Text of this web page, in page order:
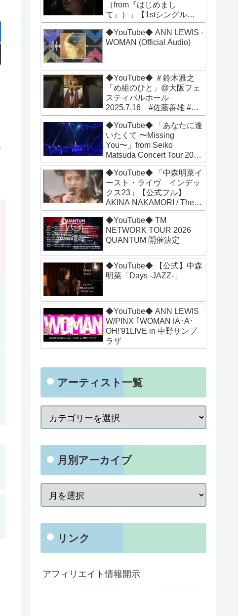
（from『はじめまし
て』）」【1stシングル
(1982年5月1日発売)】
Akina Nakamori ／Slow
Motion
◆YouTube◆ ANN LEWIS -
WOMAN (Official Audio)
◆YouTube◆ ＃鈴木雅之
「め組のひと」@大阪フェ
スティバルホール
2025.7.16 #佐藤善雄 #桑
野信義 #鈴木雅之45周年 #
め組のひと #めッ #ライブ
#夏ソング #夏うた
◆YouTube◆ 「あなたに逢
いたくて 〜Missing
You〜」from Seiko
Matsuda Concert Tour 2023
“Parade"
◆YouTube◆ 「中森明菜イ
ースト・ライヴ インデッ
クス23」【公式フル】
AKINA NAKAMORI / The
8th Anniversary AKINA
EAST LIVE INDEX-XXIII
◆YouTube◆ TM
NETWORK TOUR 2026
QUANTUM 開催決定
◆YouTube◆ 【公式】中森
明菜「Days -JAZZ-」
◆YouTube◆ ANN LEWIS
W/PINX ｢WOMAN｣A･A･
OH!'91LIVE in 中野サンプ
ラザ
アーティスト一覧
月別アーカイブ
リンク
アフィリエイト情報開示